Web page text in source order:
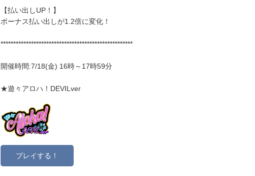
【払い出しUP！】
ボーナス払い出しが1.2倍に変化！
****************************************************
開催時間:7/18(金) 16時～17時59分
★遊々アロハ！DEVILver
プレイする！